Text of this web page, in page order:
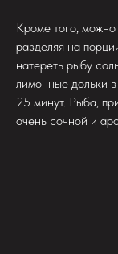
Кроме того,
разделяя на
натереть рыбу
лимонные дольки
25 минут. Рыба,
очень сочной и